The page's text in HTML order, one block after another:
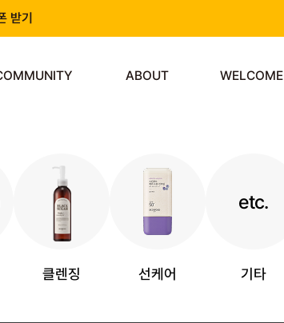
받기
ABOUT WELCOME
클렌징 선케어
etc.
기타